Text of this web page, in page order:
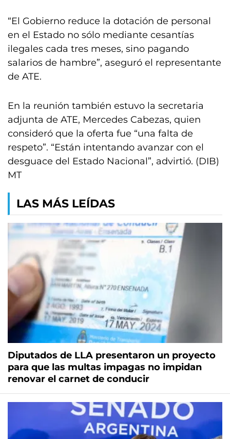
“El Gobierno reduce la dotación de personal
en el Estado no sólo mediante cesantías
ilegales cada tres meses, sino pagando
salarios de hambre”, aseguró el representante
de ATE.
En la reunión también estuvo la secretaria
adjunta de ATE, Mercedes Cabezas, quien
consideró que la oferta fue “una falta de
respeto”. “Están intentando avanzar con el
desguace del Estado Nacional”, advirtió. (DIB)
MT
LAS MÁS LEÍDAS
Diputados de LLA presentaron un proyecto
para que las multas impagas no impidan
renovar el carnet de conducir